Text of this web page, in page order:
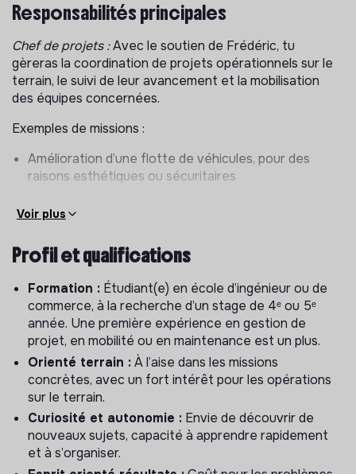
Responsabilités principales
Chef de projets :Avec le soutien de Frédéric, tu
gèreras la coordination de projets opérationnels sur le
terrain, le suivi de leur avancement et la mobilisation
des équipes concernées.
Exemples de missions :
Amélioration d’une flotte de véhicules, pour des
raisons esthétiques ou sécuritaires
flotte de véhicules d’une ville à une autre
Déménagement d’un entrepôt à un autre dans une
Optimisation du hub logistique
Réalisation d’audits qualité des différentes villes
Tout autre besoin opérationnel (et ponctuel) sur
place
Lancement de ville :participation à l’ouverture de
nouvelles villes, en lien avec l’ensemble des équipes
concernées chez pony. Suivi complet du processus de
lancement, depuis la préparation logistique jusqu’au
déploiement opérationnel sur le terrain.
Voir plus
Profil et qualifications
Formation : Étudiant(e) en école d’ingénieur ou de
commerce, à la recherche d’un stage de 4ᵉ ou 5ᵉ
année. Une première expérience en gestion de
projet, en mobilité ou en maintenance est un plus.
Orienté terrain :À l’aise dans les missions
concrètes, avec un fort intérêt pour les opérations
sur le terrain.
Curiosité et autonomie : Envie de découvrir de
nouveaux sujets, capacité à apprendre rapidement
et à s’organiser.